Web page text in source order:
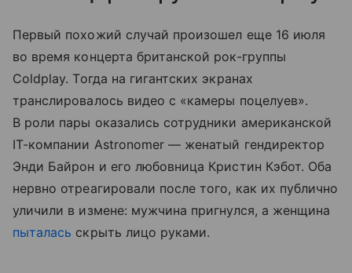
Первый похожий случай произошел еще 16 июля
во время концерта британской рок-группы
Coldplay. Тогда на гигантских экранах
транслировалось видео с «камеры поцелуев».
В роли пары оказались сотрудники американской
IТ-компании Astronomer — женатый гендиректор
Энди Байрон и его любовница Кристин Кэбот. Оба
нервно отреагировали после того, как их публично
уличили в измене: мужчина пригнулся, а женщина
пыталась скрыть лицо руками.